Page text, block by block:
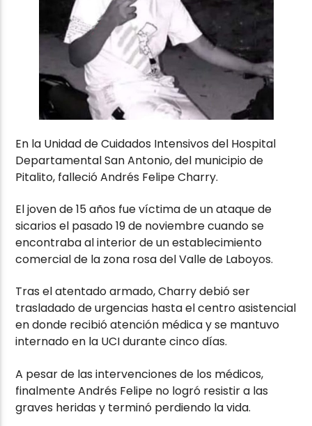
En la Unidad de Cuidados Intensivos del Hospital
Departamental San Antonio, del municipio de
Pitalito, falleció Andrés Felipe Charry.
El joven de 15 años fue víctima de un ataque de
sicarios el pasado 19 de noviembre cuando se
encontraba al interior de un establecimiento
comercial de la zona rosa del Valle de Laboyos.
Tras el atentado armado, Charry debió ser
trasladado de urgencias hasta el centro asistencial
en donde recibió atención médica y se mantuvo
internado en la UCI durante cinco días.
A pesar de las intervenciones de los médicos,
finalmente Andrés Felipe no logró resistir a las
graves heridas y terminó perdiendo la vida.